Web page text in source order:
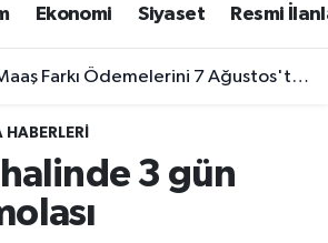
Ekonomi Siyaset Resmi
Farkı Ödemelerini 7 Ağustos'ta Başlatıyor
halinde 3 gün
Vakitleri
Durumu ve Fikstür